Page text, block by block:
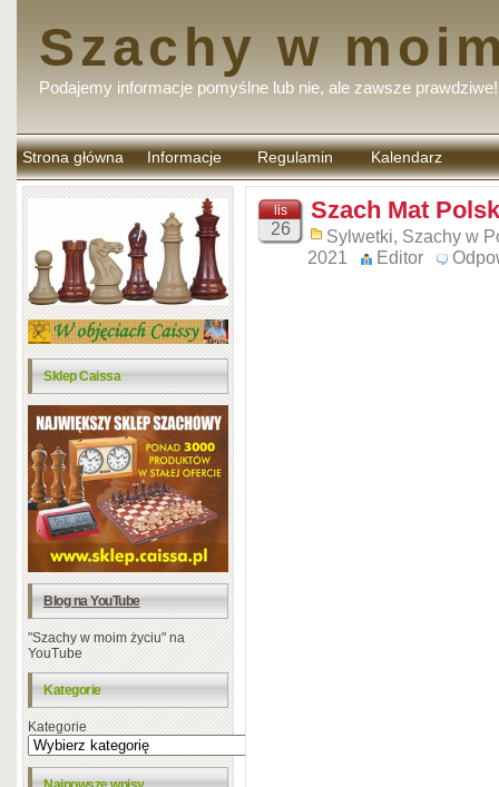
Szachy w
Podajemy informacje pomyślne lub nie, ale zawsze prawdziwe!
Strona główna Informacje Regulamin
komentarzy
Kalendarz
Sklep Caissa
Blog na YouTube
"Szachy w moim życiu" na
YouTube
Kategorie
Kategorie
lis
26
Szach Mat
Sylwetki, Szachy w
2021
Editor